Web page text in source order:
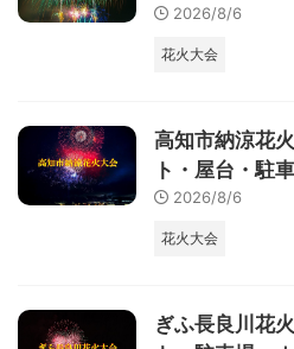
2026/8/6
花火大会
高知市納涼花
ト・屋台・駐
2026/8/6
花火大会
ぎふ長良川花